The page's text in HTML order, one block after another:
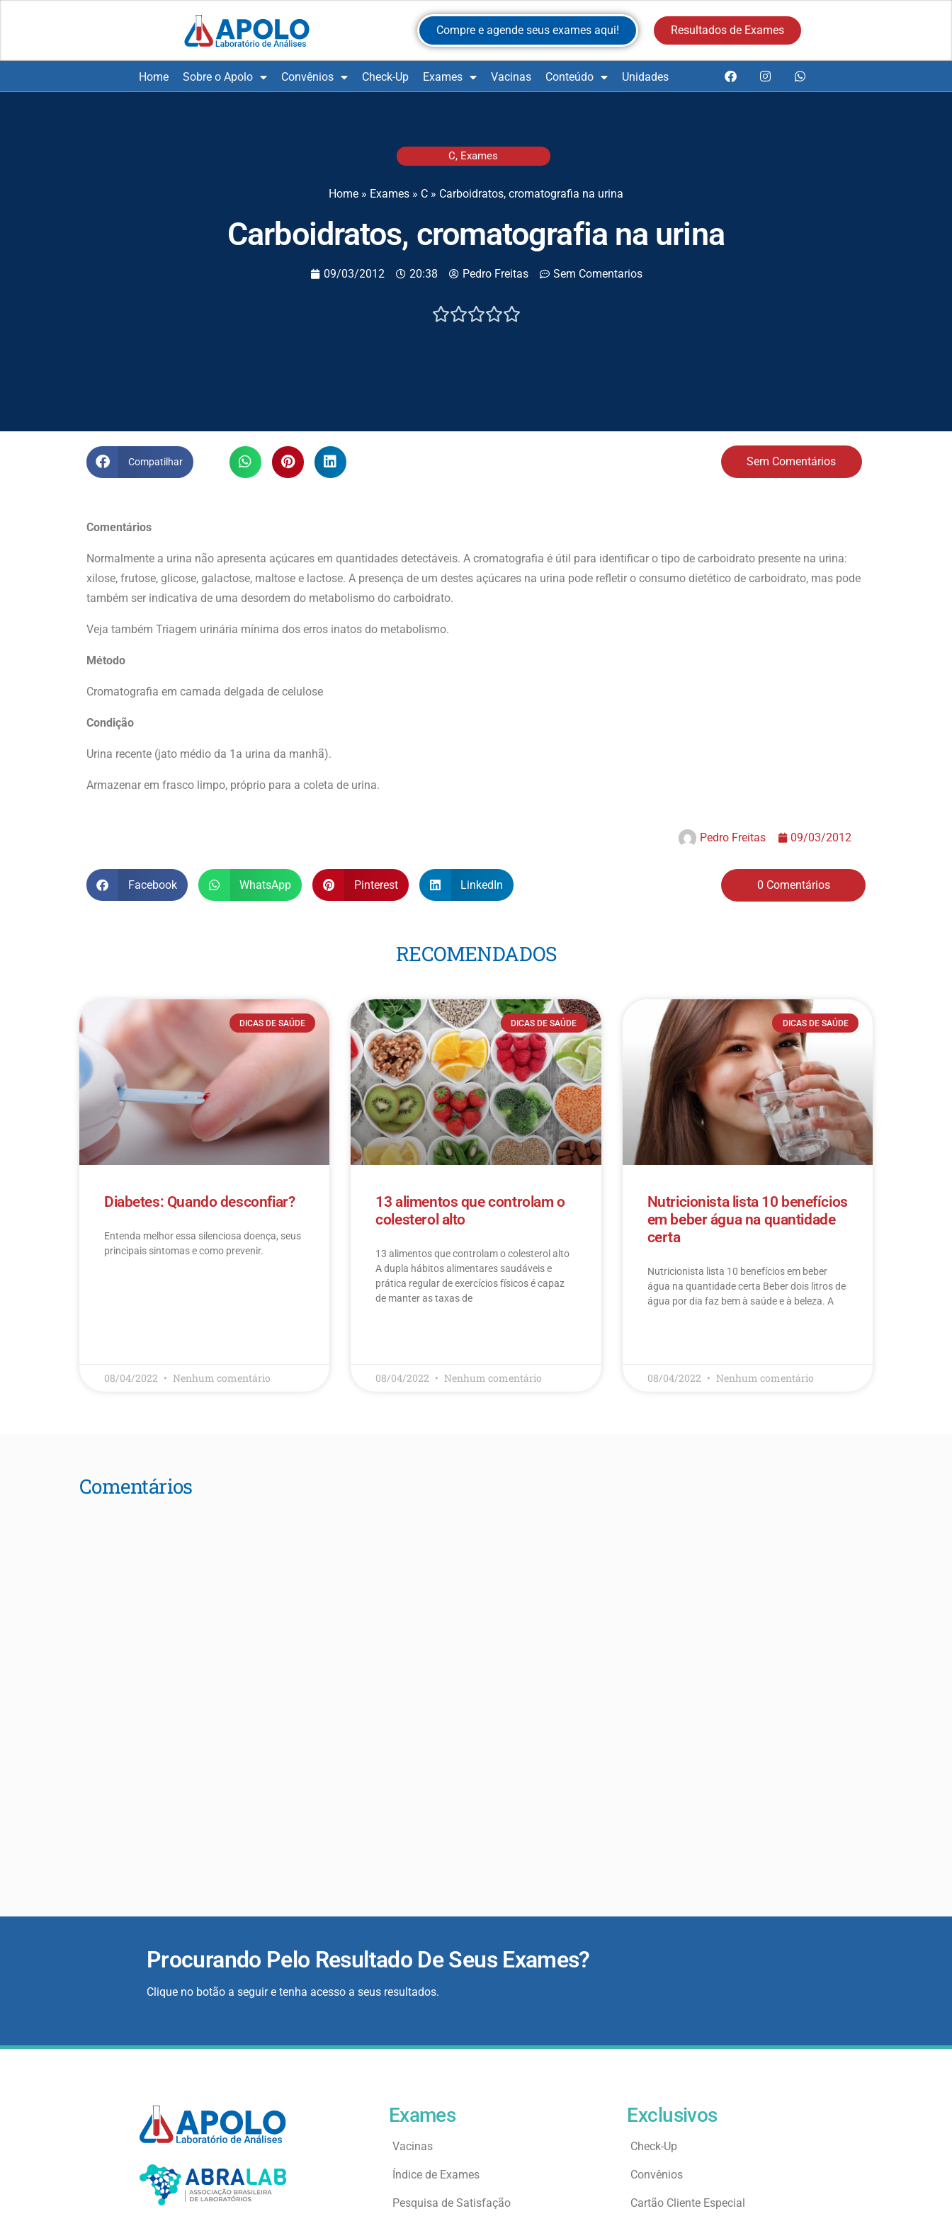
Compre e agende seus exames aqui! Resultados de Exames
Home Sobre o Apolo Convênios Check-Up Exames Vacinas Conteúdo Unidades
C, Exames
Home » Exames » C » Carboidratos, cromatografia na urina
Carboidratos, cromatografia na urina
09/03/2012 20:38 Pedro Freitas Sem Comentarios

Compatilhar Sem Comentários
Comentários
Normalmente a urina não apresenta açúcares em quantidades detectáveis. A cromatografia é útil para identificar o tipo de carboidrato presente na urina:
xilose, frutose, glicose, galactose, maltose e lactose. A presença de um destes açúcares na urina pode refletir o consumo dietético de carboidrato, mas pode
também ser indicativa de uma desordem do metabolismo do carboidrato.
Veja também Triagem urinária mínima dos erros inatos do metabolismo.
Método
Cromatografia em camada delgada de celulose
Condição
Urina recente (jato médio da 1a urina da manhã).
Armazenar em frasco limpo, próprio para a coleta de urina.
Pedro Freitas 09/03/2012
Facebook WhatsApp Pinterest LinkedIn 0 Comentários
RECOMENDADOS
DICAS DE SAÚDE
Diabetes: Quando desconfiar?
Entenda melhor essa silenciosa doença, seus
principais sintomas e como prevenir.
08/04/2022 Nenhum comentário
DICAS DE SAÚDE
13 alimentos que controlam o
colesterol alto
13 alimentos que controlam o colesterol alto​
A dupla hábitos alimentares saudáveis e
prática regular de exercícios físicos é capaz
de manter as taxas de
08/04/2022 Nenhum comentário
DICAS DE SAÚDE
Nutricionista lista 10 benefícios
em beber água na quantidade
certa
Nutricionista lista 10 benefícios em beber
água na quantidade certa Beber dois litros de
água por dia faz bem à saúde e à beleza. A
08/04/2022 Nenhum comentário
Comentários
Procurando Pelo Resultado De Seus Exames?
Clique no botão a seguir e tenha acesso a seus resultados.
Exames
Vacinas
Índice de Exames
Pesquisa de Satisfação
Exclusivos
Check-Up
Convênios
Cartão Cliente Especial